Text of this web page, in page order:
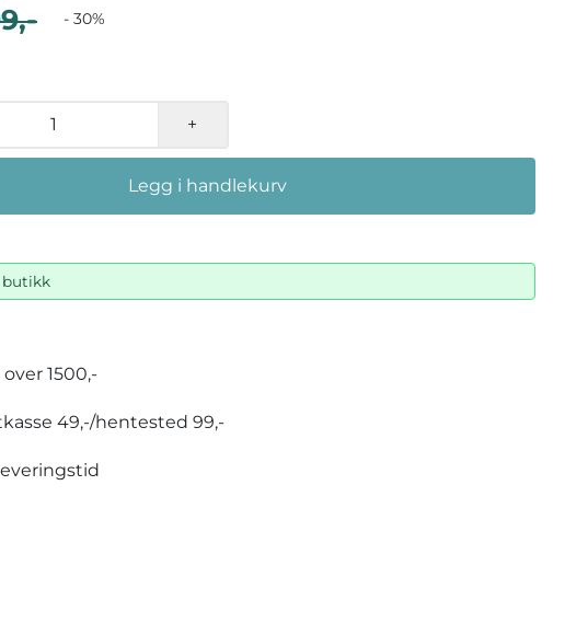
- 30%
+
Legg i handlekurv
butikk
1500,-
49,-/hentested 99,-